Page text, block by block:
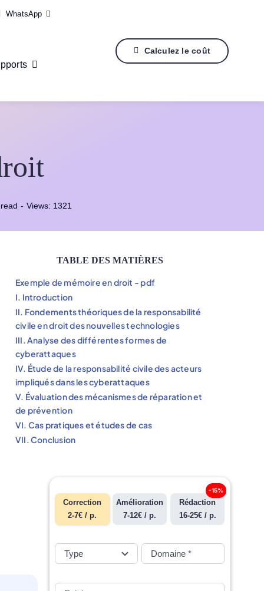
WhatsApp
Calculez le coût
- Views: 1321
TABLE DES MATIÈRES
Exemple de mémoire en droit - pdf
I. Introduction
II. Fondements théoriques de la responsabilité
civile en droit des nouvelles technologies
III. Analyse des différentes formes de
cyberattaques
IV. Étude de la responsabilité civile des acteurs
impliqués dans les cyberattaques
V. Évaluation des mécanismes de réparation et
de prévention
VI. Cas pratiques et études de cas
VII. Conclusion
Correction
2-7€ / p.
Amélioration
7-12€ / p.
Rédaction
16-25€ / p.
-15%